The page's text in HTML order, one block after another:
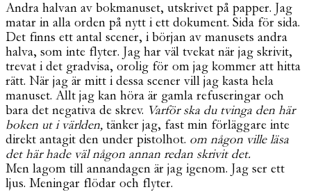
Andra halvan av bokmanuset, utskrivet på papper. Jag
matar in alla orden på nytt i ett dokument. Sida för sida.
Det finns ett antal scener, i början av manusets andra
halva, som inte flyter. Jag har väl tvekat när jag skrivit,
trevat i det gradvisa, orolig för om jag kommer att hitta
rätt. När jag är mitt i dessa scener vill jag kasta hela
manuset. Allt jag kan höra är gamla refuseringar och
bara det negativa de skrev. Varför ska du tvinga den här
boken ut i världen, tänker jag, fast min förläggare inte
direkt antagit den under pistolhot. om någon ville läsa
det här hade väl någon annan redan skrivit det.
Men lagom till annandagen är jag igenom. Jag ser ett
ljus. Meningar flödar och flyter.